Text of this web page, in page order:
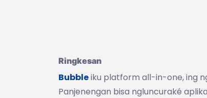
Ringkesan
Bubbleiku platform all-in-one, ing
Panjenengan bisa ngluncuraké